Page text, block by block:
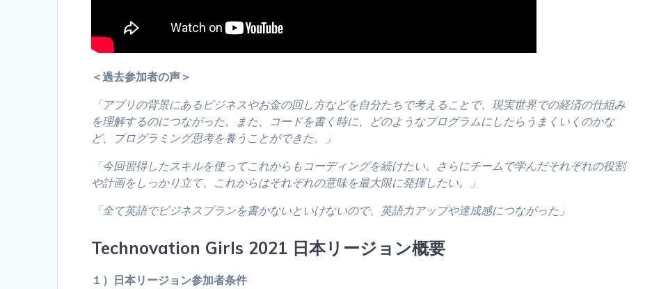
＜過去参加者の声＞
「アプリの背景にあるビジネスやお金の回し方などを自分たちで考えることで、現実世界での経済の仕組み
を理解するのにつながった。また、コードを書く時に、どのようなプログラムにしたらうまくいくのかな
ど、プログラミング思考を養うことができた。」
「今回習得したスキルを使ってこれからもコーディングを続けたい。さらにチームで学んだそれぞれの役割
や計画をしっかり立て、これからはそれぞれの意味を最大限に発揮したい。」
「全て英語でビジネスプランを書かないといけないので、英語力アップや達成感につながった」
Technovation Girls 2021 日本リージョン概要
１）日本リージョン参加者条件